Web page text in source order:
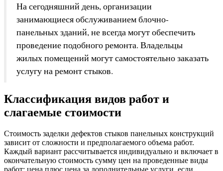
На сегодняшний день, организации
занимающиеся обслуживанием блочно-
панельных зданий, не всегда могут обеспечить
проведение подобного ремонта. Владельцы
жилых помещений могут самостоятельно заказать
услугу на ремонт стыков.
Классификация видов работ и
слагаемые стоимости
Стоимость заделки дефектов стыков панельных конструкций
зависит от сложности и предполагаемого объема работ.
Каждый вариант рассчитывается индивидуально и включает в
окончательную стоимость сумму цен на проведенные виды